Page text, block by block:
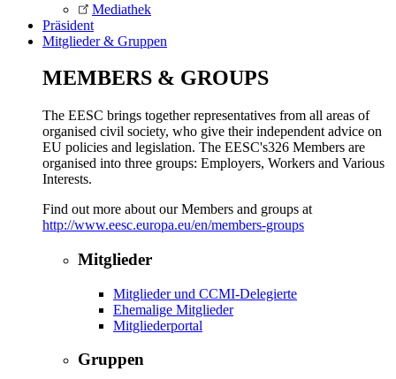
Mediathek
Präsident
Mitglieder & Gruppen
MEMBERS & GROUPS
The EESC brings together representatives from all areas of
organised civil society, who give their independent advice on
EU policies and legislation. The EESC's326 Members are
organised into three groups: Employers, Workers and Various
Interests.
Find out more about our Members and groups at
http://www.eesc.europa.eu/en/members-groups
Mitglieder
Mitglieder und CCMI-Delegierte
Ehemalige Mitglieder
Mitgliederportal
Gruppen